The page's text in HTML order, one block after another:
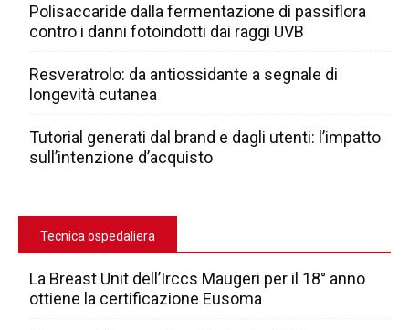
Polisaccaride dalla fermentazione di passiflora
contro i danni fotoindotti dai raggi UVB
Resveratrolo: da antiossidante a segnale di
longevità cutanea
Tutorial generati dal brand e dagli utenti: l’impatto
sull’intenzione d’acquisto
Tecnica ospedaliera
La Breast Unit dell’Irccs Maugeri per il 18° anno
ottiene la certificazione Eusoma